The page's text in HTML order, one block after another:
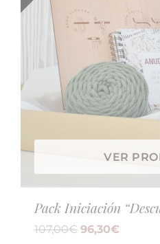
VER
Pack Iniciación
107,00€ 96,30€